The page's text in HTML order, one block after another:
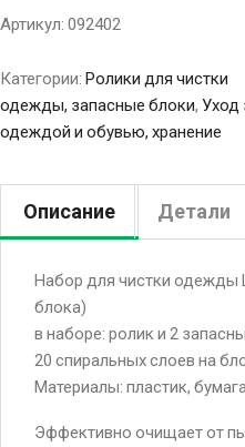
Артикул: 092402
Категории: Ролики для чистки
одежды, запасные блоки, Уход
одеждой и обувью, хранение
Описание Детали
Набор для чистки одежды
блока)
в наборе: ролик и 2
20 спиральных слоев на
Материалы: пластик,
Эффективно очищает от